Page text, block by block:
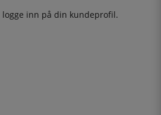
logge inn på din kundeprofil.